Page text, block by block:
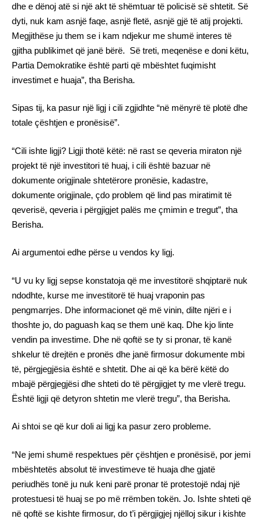
dhe e dënoj atë si një akt të shëmtuar të policisë së shtetit. Së
dyti, nuk kam asnjë faqe, asnjë fletë, asnjë gjë të atij projekti.
Megjithëse ju them se i kam ndjekur me shumë interes të
gjitha publikimet që janë bërë. Së treti, meqenëse e doni këtu,
Partia Demokratike është parti që mbështet fuqimisht
investimet e huaja”, tha Berisha.
Sipas tij, ka pasur një ligj i cili zgjidhte “në mënyrë të plotë dhe
totale çështjen e pronësisë”.
“Cili ishte ligji? Ligji thotë këtë: në rast se qeveria miraton një
projekt të një investitori të huaj, i cili është bazuar në
dokumente origjinale shtetërore pronësie, kadastre,
dokumente origjinale, çdo problem që lind pas miratimit të
qeverisë, qeveria i përgjigjet palës me çmimin e tregut”, tha
Berisha.
Ai argumentoi edhe përse u vendos ky ligj.
“U vu ky ligj sepse konstatoja që me investitorë shqiptarë nuk
ndodhte, kurse me investitorë të huaj vraponin pas
pengmarrjes. Dhe informacionet që më vinin, dilte njëri e i
thoshte jo, do paguash kaq se them unë kaq. Dhe kjo linte
vendin pa investime. Dhe në qoftë se ty si pronar, të kanë
shkelur të drejtën e pronës dhe janë firmosur dokumente mbi
të, përgjegjësia është e shtetit. Dhe ai që ka bërë këtë do
mbajë përgjegjësi dhe shteti do të përgjigjet ty me vlerë tregu.
Është ligji që detyron shtetin me vlerë tregu”, tha Berisha.
Ai shtoi se që kur doli ai ligj ka pasur zero probleme.
“Ne jemi shumë respektues për çështjen e pronësisë, por jemi
mbështetës absolut të investimeve të huaja dhe gjatë
periudhës tonë ju nuk keni parë pronar të protestojë ndaj një
protestuesi të huaj se po më rrëmben tokën. Jo. Ishte shteti që
në qoftë se kishte firmosur, do t’i përgjigjej njëlloj sikur i kishte